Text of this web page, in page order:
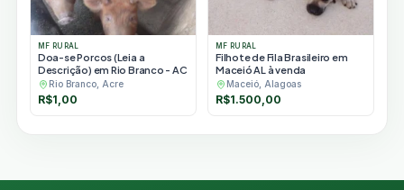
MF RURAL
Doa-se Porcos (Leia a
Descrição) em Rio Branco - AC
Rio Branco, Acre
R$1,00
MF RURAL
Filhote de Fila Brasileiro em
Maceió AL à venda
Maceió, Alagoas
R$1.500,00